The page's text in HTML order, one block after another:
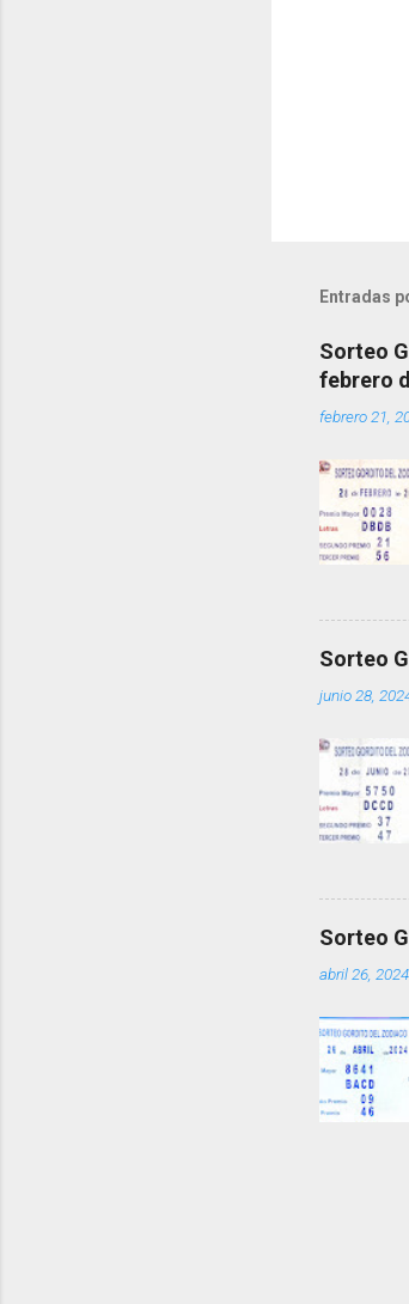
Entradas
Sorteo
febrero
febrero 21,
Sorteo
junio 28,
Sorteo
abril 26, 2024